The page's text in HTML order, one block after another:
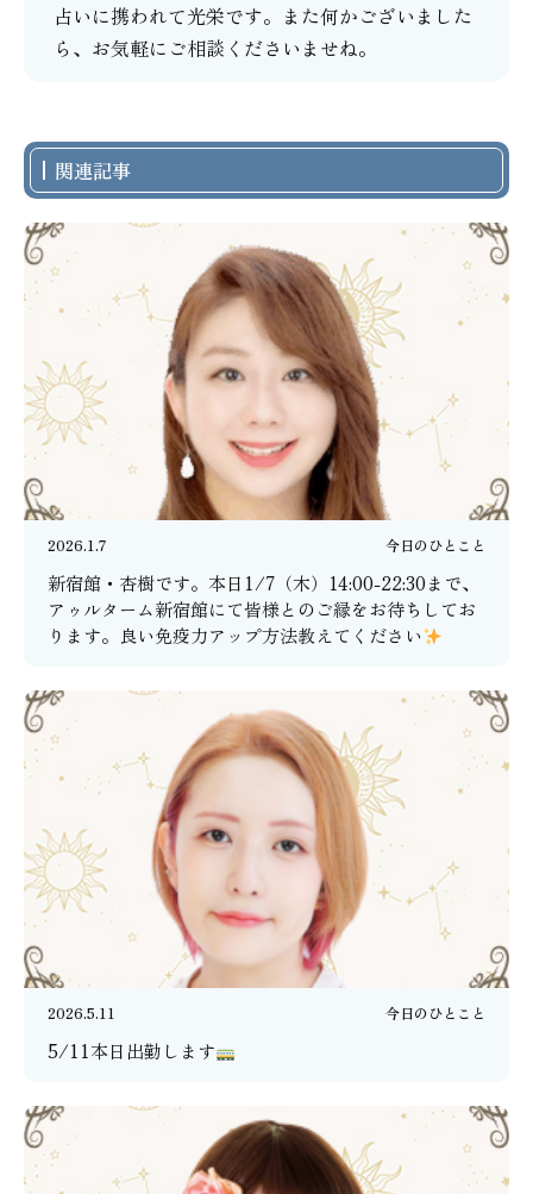
占いに携われて光栄です。また何かございました
ら、お気軽にご相談くださいませね。
関連記事
2026.1.7 今日のひとこと
新宿館・杏樹です。本日1/7（木）14:00-22:30まで、
アゥルターム新宿館にて皆様とのご縁をお待ちしてお
ります。良い免疫力アップ方法教えてください
2026.5.11 今日のひとこと
5/11本日出勤します